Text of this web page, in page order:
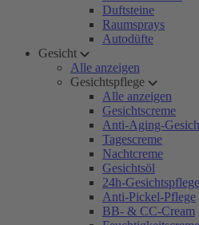
Duftsteine
Raumsprays
Autodüfte
Gesicht
Alle anzeigen
Gesichtspflege
Alle anzeigen
Gesichtscreme
Anti-Aging-
Tagescreme
Nachtcreme
Gesichtsöl
24h-Gesichtspflege
Anti-Pickel-Pflege
BB- & CC-Cream